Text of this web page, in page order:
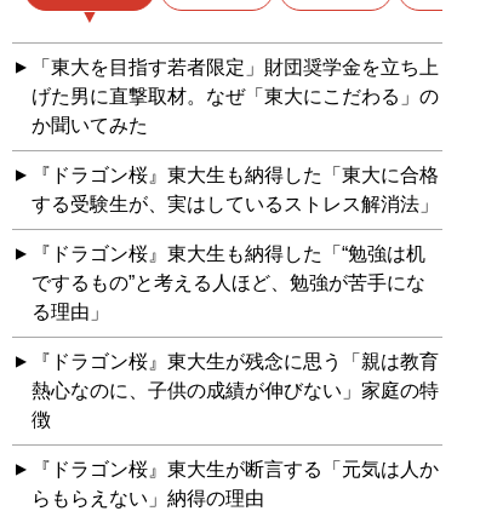
「東大を目指す若者限定」財団奨学金を立ち上
げた男に直撃取材。なぜ「東大にこだわる」の
か聞いてみた
『ドラゴン桜』東大生も納得した「東大に合格
する受験生が、実はしているストレス解消法」
『ドラゴン桜』東大生も納得した「“勉強は机
でするもの”と考える人ほど、勉強が苦手にな
る理由」
『ドラゴン桜』東大生が残念に思う「親は教育
熱心なのに、子供の成績が伸びない」家庭の特
徴
『ドラゴン桜』東大生が断言する「元気は人か
らもらえない」納得の理由